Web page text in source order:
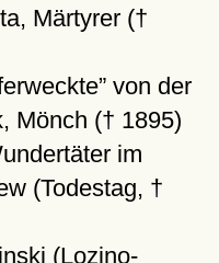
Märtyrer (†
von der
Mönch († 1895)
im
(Todestag, †
(Lozino-